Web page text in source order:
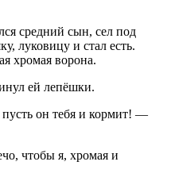
средний сын, сел под
луковицу и стал есть.
хромая ворона.
ей лепёшки.
он тебя и кормит! —
чтобы я, хромая и